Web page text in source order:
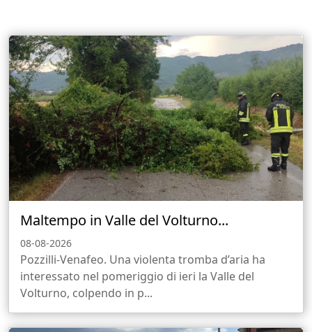
Maltempo in Valle del Volturno...
08-08-2026
Pozzilli-Venafeo. Una violenta tromba d’aria ha
interessato nel pomeriggio di ieri la Valle del
Volturno, colpendo in p...